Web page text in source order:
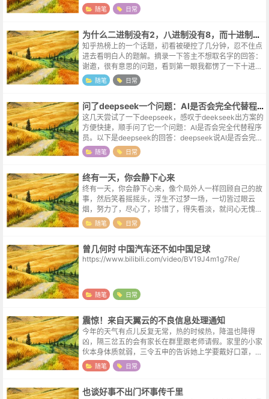
顺风冲入连环船阵，然后跳水逃生。身边的小胖掐了一把
我的胳膊，问我：“有感觉到疼吗？...
随笔 日常
为什么二进制没有2，八进制没有8，而十进制有10？
知乎热榜上的一个话题，初看被硬控了几分钟，忍不住点
进去看明白人的题解。摘录一下答主不想取名字的回答：
谢邀，很有意思的问题，看到第一眼我都愣了一下十进制
有10，但没有十，能明白区别吗？十进制下，有意义的数
字只有0-9，要表达十，就得进一...
随笔 日常
问了deepseek一个问题：AI是否会完全代替程序员
这几天尝试了一下deepseek，感叹于deekseek出方案的
方便快捷，顺手问了它一个问题：AI是否会完全代替程序
员。以下是deepseek的回答：deepseek说AI是否会完全
代替程序员是一个复杂的问题，目前来看，AI更可能成
为...
随笔 日常
终有一天，你会静下心来
终有一天，你会静下心来，像个局外人一样回顾自己的故
事，然后笑着摇摇头，浮生不过梦一场，一切皆过眼云
烟，努力了，尽心了，珍惜了，得失看淡，就问心无愧，
坦然前行，你若不伤，岁月无恙。能够治愈你的，从来都
不是时间，而是内心的那份释怀和明白。...
随笔 日常
曾几何时 中国汽车还不如中国足球
https://www.bilibili.com/video/BV19J4m1g7Re/
随笔 日常
震惊！来自天翼云的不良信息处理通知
今年的天气有点儿反复无常，热的时候热，降温也降得
凶，隔三岔五的会有家长在群里跟老师请假。家里的小家
伙本身体质就弱，三令五申的告诉她上学要戴好口罩，结
果放学去接的时候口罩要么在书包里，要么在衣服口袋
里，上周五的时候看她有点儿咳嗽，等这周...
随笔 日常
也谈好事不出门坏事传千里